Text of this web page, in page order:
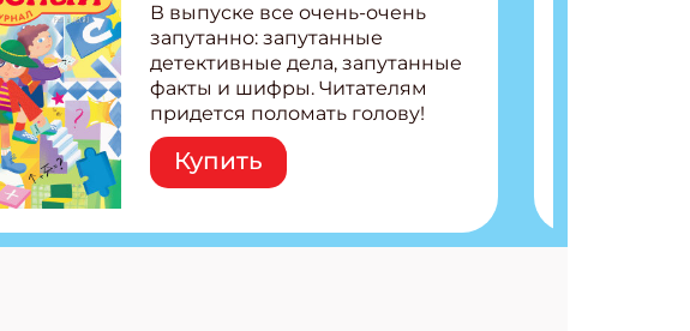
В выпуске все очень-очень
запутанно: запутанные
детективные дела, запутанные
факты и шифры. Читателям
придется поломать голову!
Внутри: Шифры и
расшифровки Плетем
запутанные поделки
Ищем коды 3 комикса
Купить